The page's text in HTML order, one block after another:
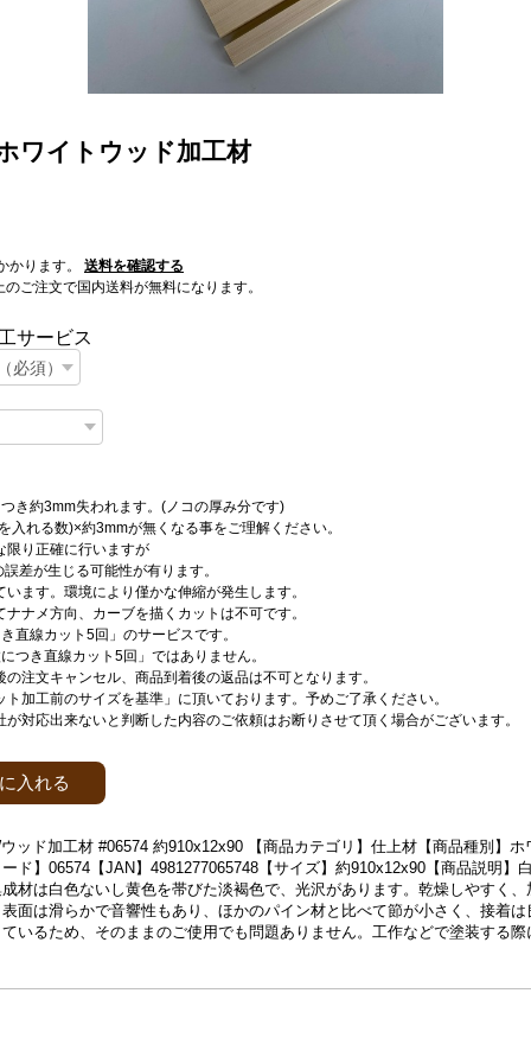
ワイトウッド加工材
ります。
送料を確認する
ご注文で国内送料が無料になります。
サービス
き約3mm失われます。(ノコの厚み分です)
入れる数)×約3mmが無くなる事をご理解ください。
限り正確に行いますが
差が生じる可能性が有ります。
います。環境により僅かな伸縮が発生します。
ナナメ方向、カーブを描くカットは不可です。
直線カット5回」のサービスです。
つき直線カット5回」ではありません。
の注文キャンセル、商品到着後の返品は不可となります。
ト加工前のサイズを基準」に頂いております。予めご了承ください。
が対応出来ないと判断した内容のご依頼はお断りさせて頂く場合がございます。
入れる
ッド加工材 #06574 約910x12x90 【商品カテゴリ】仕上材【商品種別】ホ
ド】06574【JAN】4981277065748【サイズ】約910x12x90【商品説明】
材は白色ないし黄色を帯びた淡褐色で、光沢があります。乾燥しやすく
面は滑らかで音響性もあり、ほかのパイン材と比べて節が小さく、接着
いるため、そのままのご使用でも問題ありません。工作などで塗装する